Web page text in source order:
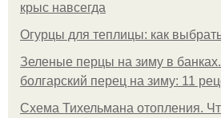
крыс навсегда
Огурцы для теплицы: как
Зеленые перцы на зиму в
болгарский перец на зиму: 11
Схема Тихельмана отопления.